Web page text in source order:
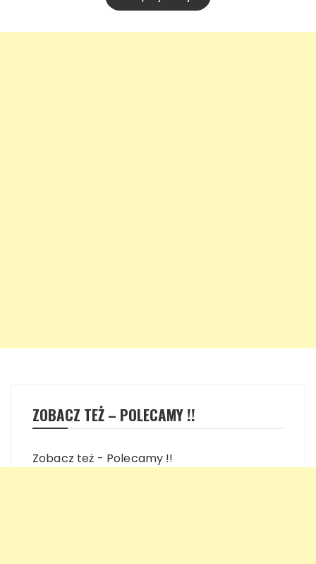
ZOBACZ TEŻ – POLECAMY !!
Zobacz też - Polecamy !!